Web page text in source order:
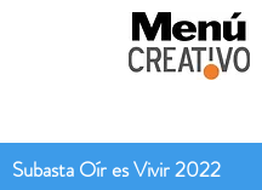
Subasta Oír es Vivir 2022